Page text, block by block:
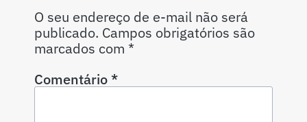
O seu endereço de e-mail não será
publicado. Campos obrigatórios são
marcados com *
Comentário*